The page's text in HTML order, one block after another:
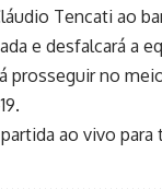
Tencati ao
e desfalcará a
prosseguir no
ao vivo para